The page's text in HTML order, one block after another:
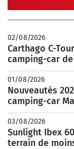
02/08/2026
Carthago C-
camping-car
01/08/2026
Nouveautés
camping-car
03/08/2026
Sunlight Ibex
terrain de